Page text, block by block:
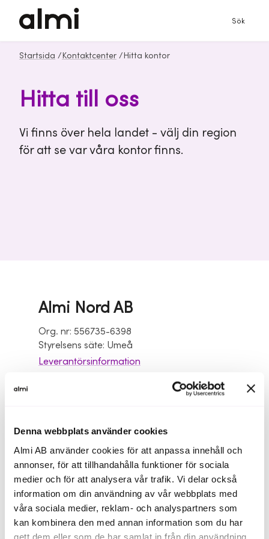
Denna webbplats använder cookies
Almi AB använder cookies för att anpassa innehåll och
annonser, för att tillhandahålla funktioner för sociala
medier och för att analysera vår trafik. Vi delar också
information om din användning av vår webbplats med
våra sociala medier, reklam- och analyspartners som
kan kombinera den med annan information som du har
gett dem eller som de har samlat in från din användning
Sök
Startsida / Kontaktcenter / Hitta kontor
Hitta till oss
Vi finns över hela landet - välj din region
för att se var våra kontor finns.
Almi Nord AB
Org. nr: 556735-6398
Styrelsens säte: Umeå
Leverantörsinformation
Luleå
Besöksadress
Stationsgatan 36
Visa på karta
Postadress
Stationsgatan 36
972 32 Luleå